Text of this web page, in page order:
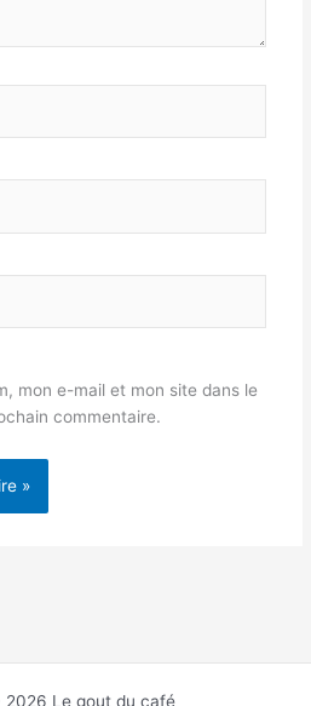
mon e-mail et mon site dans le
commentaire.
Le gout du café